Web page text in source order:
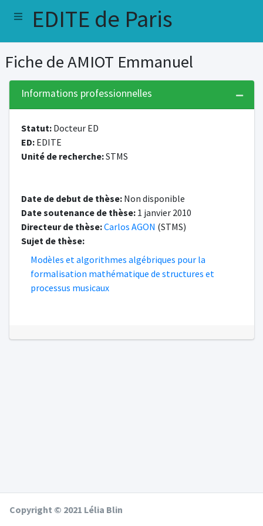
EDITE de Paris
Fiche de AMIOT Emmanuel
Informations professionnelles
Statut: Docteur ED
ED: EDITE
Unité de recherche:STMS
Date de debut de thèse: Non disponible
Date soutenance de thèse: 1 janvier 2010
Directeur de thèse:Carlos AGON (STMS)
Sujet de thèse:
Modèles et algorithmes algébriques pour la
formalisation mathématique de structures et
processus musicaux
Copyright © 2021 Lélia Blin